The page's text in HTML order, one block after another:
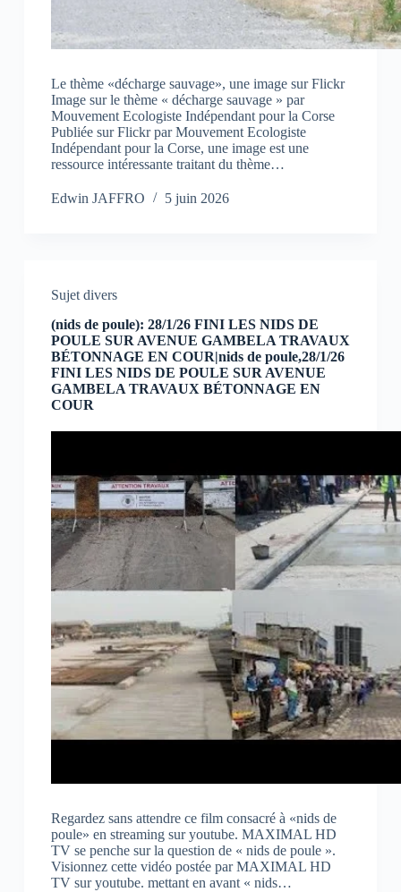
Le thème «décharge sauvage», une image sur Flickr
Image sur le thème « décharge sauvage » par
Mouvement Ecologiste Indépendant pour la Corse
Publiée sur Flickr par Mouvement Ecologiste
Indépendant pour la Corse, une image est une
ressource intéressante traitant du thème…
Edwin JAFFRO 5 juin 2026
Sujet divers
(nids de poule): 28/1/26 FINI LES NIDS DE
POULE SUR AVENUE GAMBELA TRAVAUX
BÉTONNAGE EN COUR|nids de poule,28/1/26
FINI LES NIDS DE POULE SUR AVENUE
GAMBELA TRAVAUX BÉTONNAGE EN
COUR
Regardez sans attendre ce film consacré à «nids de
poule» en streaming sur youtube. MAXIMAL HD
TV se penche sur la question de « nids de poule ».
Visionnez cette vidéo postée par MAXIMAL HD
TV sur youtube. mettant en avant « nids…